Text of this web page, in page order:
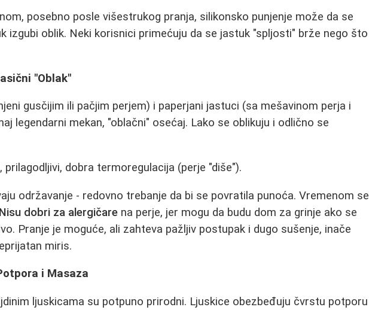
posebno posle višestrukog pranja, silikonsko punjenje može da se
izgubi oblik. Neki korisnici primećuju da se jastuk "spljosti" brže nego što
"Oblak"
gusčijim ili pačjim perjem) i paperjani jastuci (sa mešavinom perja i
legendarni mekan, "oblačni" osećaj. Lako se oblikuju i odlično se
prilagodljivi, dobra termoregulacija (perje "diše").
održavanje - redovno trebanje da bi se povratila punoća. Vremenom se
Nisu dobri za alergičare na perje, jer mogu da budu dom za grinje ako se
Pranje je moguće, ali zahteva pažljiv postupak i dugo sušenje, inače
miris.
i Masaza
ljuskicama su potpuno prirodni. Ljuskice obezbeđuju čvrstu potporu